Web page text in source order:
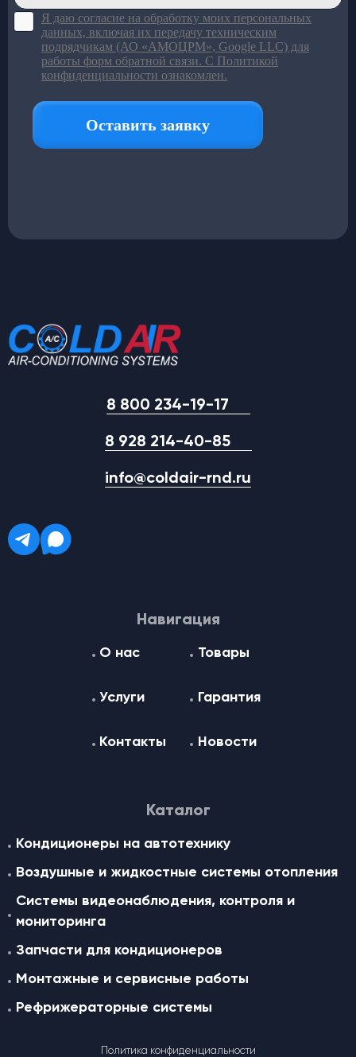
8 800 234-19-17
8 928 214-40-85
info@coldair-rnd.ru
Навигация
О нас Товары
Услуги Гарантия
Контакты Новости
Каталог
Кондиционеры на автотехнику
Воздушные и жидкостные cистемы отопления
Системы видеонаблюдения, контроля и
мониторинга
Запчасти для кондиционеров
Монтажные и сервисные работы
Рефрижераторные системы
Политика конфиденциальности